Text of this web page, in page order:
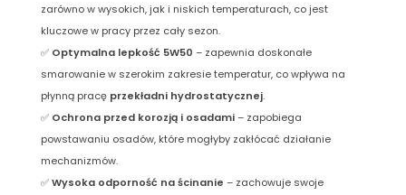
zarówno w wysokich, jak i niskich temperaturach, co jest
kluczowe w pracy przez cały sezon.
✅ Optymalna lepkość 5W50 – zapewnia doskonałe
smarowanie w szerokim zakresie temperatur, co wpływa na
płynną pracę przekładni hydrostatycznej.
✅ Ochrona przed korozją i osadami– zapobiega
powstawaniu osadów, które mogłyby zakłócać działanie
mechanizmów.
✅Wysoka odporność na ścinanie – zachowuje swoje